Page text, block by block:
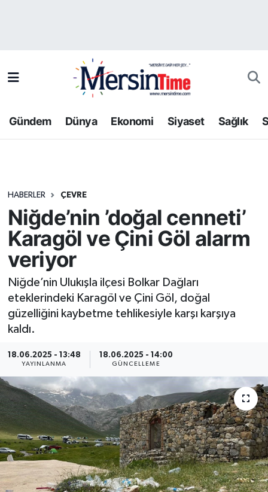
Gündem Dünya Ekonomi Siyaset Sağlık
HABERLER ÇEVRE
Niğde’nin ’doğal cenneti’
Karagöl ve Çini Göl alarm
veriyor
Niğde’nin Ulukışla ilçesi Bolkar Dağları
eteklerindeki Karagöl ve Çini Göl, doğal
güzelliğini kaybetme tehlikesiyle karşı karşıya
kaldı.
18.06.2025 - 13:48
YAYINLANMA
18.06.2025 - 14:00
GÜNCELLEME
Bilim-Teknoloji
Dünya
Ekonomi
Gündem
Kültür-Sanat
Resmi İlan
Sağlık
Siyaset
Spor
Yaşam
Trafik Durumu
Tüm Manşetler
Haber Arşivi